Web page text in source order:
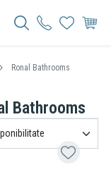
Ronal Bathrooms
Bathrooms